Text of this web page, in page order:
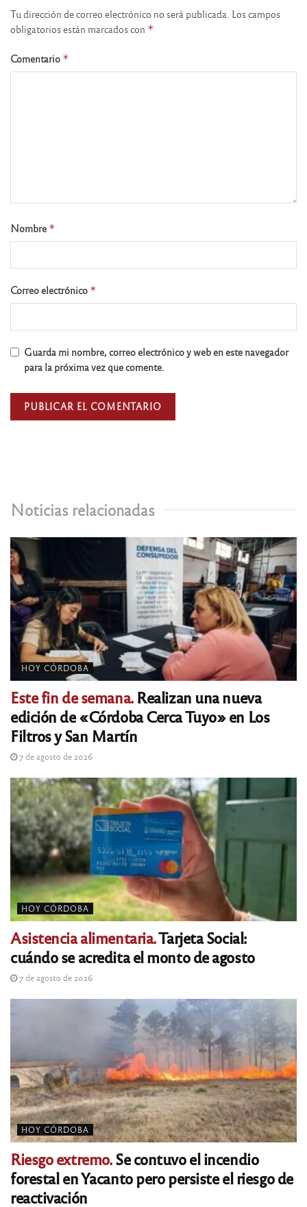
Noticias relacionadas
HOY CÓRDOBA
Este fin de semana.Realizan una nueva
edición de «Córdoba Cerca Tuyo» en Los
Filtros y San Martín
7 de agosto de 2026
HOY CÓRDOBA
Asistencia alimentaria.Tarjeta Social:
cuándo se acredita el monto de agosto
7 de agosto de 2026
HOY CÓRDOBA
Riesgo extremo.Se contuvo el incendio
forestal en Yacanto pero persiste el riesgo de
reactivación
Tu dirección de correo electrónico no será publicada. Los campos
obligatorios están marcados con *
Comentario *
Nombre *
Correo electrónico *
Guarda mi nombre, correo electrónico y web en este navegador
para la próxima vez que comente.